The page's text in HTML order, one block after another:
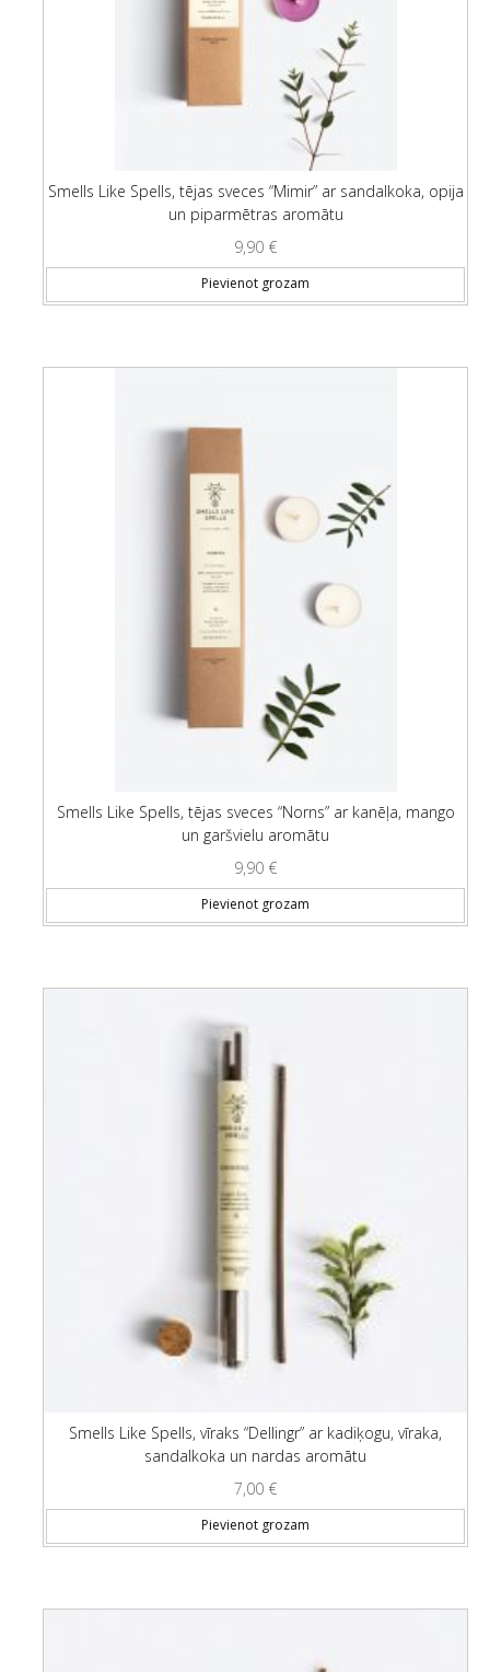
Smells Like Spells, tējas sveces “Mimir” ar sandalkoka, opija
un piparmētras aromātu
9,90 €
Pievienot grozam
Smells Like Spells, tējas sveces “Norns” ar kanēļa, mango
un garšvielu aromātu
9,90 €
Pievienot grozam
Smells Like Spells, vīraks “Dellingr” ar kadiķogu, vīraka,
sandalkoka un nardas aromātu
7,00 €
Pievienot grozam